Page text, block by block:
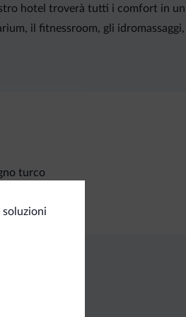
hotel troverà tutti i comfort in
il fitnessroom, gli
turco
soluzioni